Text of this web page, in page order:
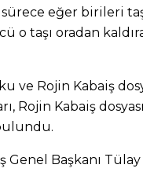
eğer birileri
o taşı oradan
ve Rojin Kabaiş
Rojin Kabaiş
Genel Başkanı